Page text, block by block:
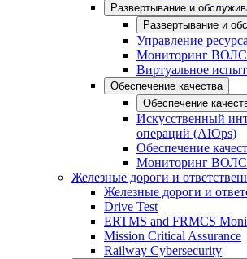
Развертывание и
Развертывание и
Управление
Мониторинг ВОЛС
Виртуальное
Обеспечение качества
Обеспечение
Искусственный
операций (AIOps)
Обеспечение
Мониторинг ВОЛС
Железные дороги и
Железные дороги и
Drive Test
ERTMS and FRMCS
Mission Critical Assurance
Railway Cybersecurity